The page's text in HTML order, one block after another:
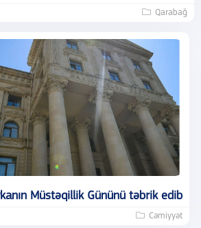
Qarabağ
Müstəqillik Gününü təbrik edib
Cəmiyyət